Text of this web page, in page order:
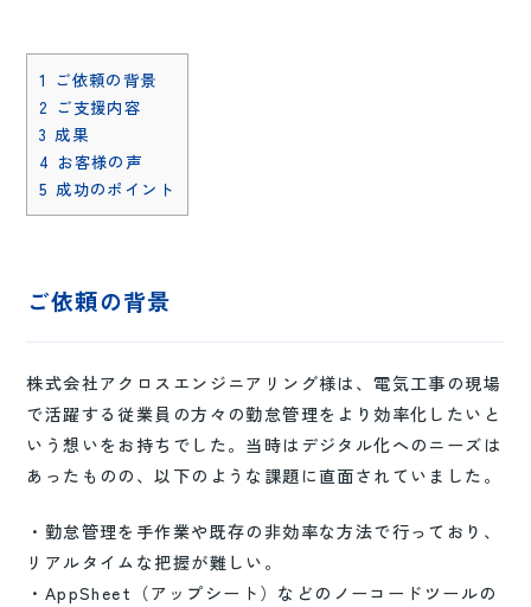
1 ご依頼の背景
2 ご支援内容
3 成果
4 お客様の声
5 成功のポイント
ご依頼の背景
株式会社アクロスエンジニアリング様は、電気工事の現場
で活躍する従業員の方々の勤怠管理をより効率化したいと
いう想いをお持ちでした。当時はデジタル化へのニーズは
あったものの、以下のような課題に直面されていました。
・勤怠管理を手作業や既存の非効率な方法で行っており、
リアルタイムな把握が難しい。
・AppSheet（アップシート）などのノーコードツールの